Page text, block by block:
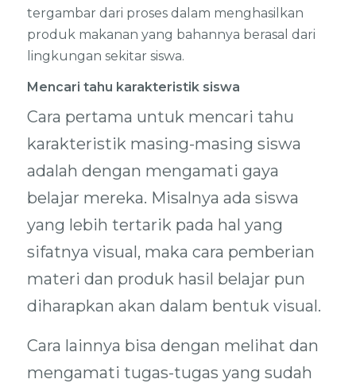
tergambar dari proses dalam menghasilkan
produk makanan yang bahannya berasal dari
lingkungan sekitar siswa.
Mencari tahu karakteristik siswa
Cara pertama untuk mencari tahu
karakteristik masing-masing siswa
adalah dengan mengamati gaya
belajar mereka. Misalnya ada siswa
yang lebih tertarik pada hal yang
sifatnya visual, maka cara pemberian
materi dan produk hasil belajar pun
diharapkan akan dalam bentuk visual.
Cara lainnya bisa dengan melihat dan
mengamati tugas-tugas yang sudah